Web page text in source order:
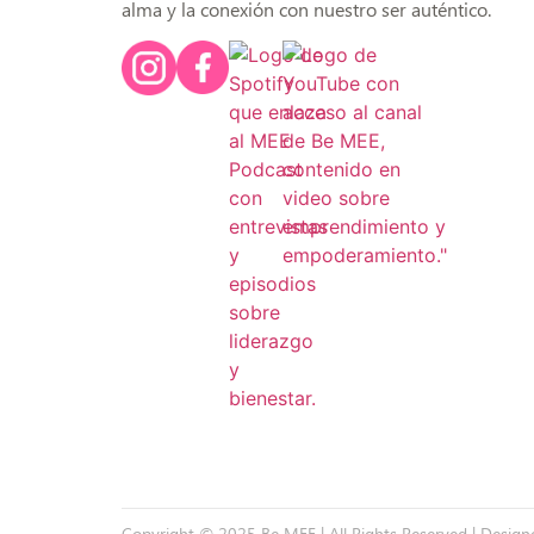
alma y la conexión con nuestro ser auténtico.